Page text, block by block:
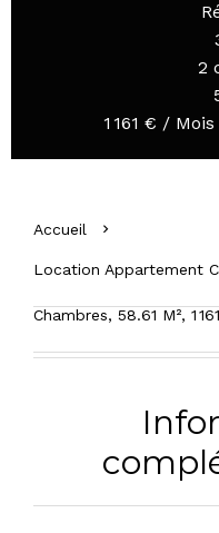
2
1 161 € /
Accueil
Location Appartement
Chambres, 58.61 M², 1